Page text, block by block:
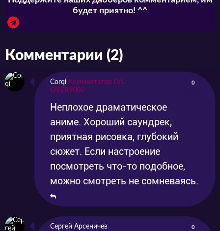
будет приятно! ^^
Комментарии (2)
Corqi Комментатор LVL
OVER9000
0
Неплохое драматическое
аниме. Хороший саундрек,
приятная рисовка, глубокий
сюжет. Если настроение
посмотреть что-то подобное,
можно смотреть не сомневаясь.
Сергей Арсеничев
0